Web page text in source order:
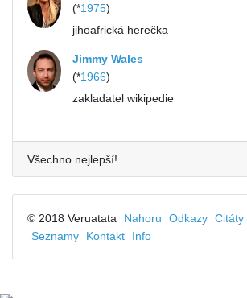
(*1975)
jihoafrická herečka
Jimmy Wales
(*1966)
zakladatel wikipedie
Všechno nejlepší!
© 2018 Veruatata Nahoru Odkazy Citáty
Seznamy
Kontakt Info